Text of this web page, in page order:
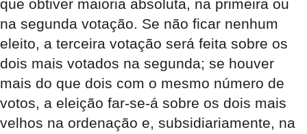
que obtiver maioria absoluta, na primeira ou
na segunda votação. Se não ficar nenhum
eleito, a terceira votação será feita sobre os
dois mais votados na segunda; se houver
mais do que dois com o mesmo número de
votos, a eleição far-se-á sobre os dois mais
velhos na ordenação e, subsidiariamente, na